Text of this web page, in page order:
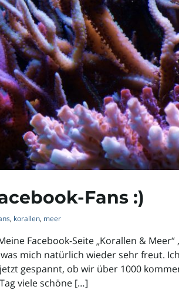
Fans :)
, korallen, meer
Facebook-Seite „Korallen & Meer“
mich natürlich wieder sehr freut.
gespannt, ob wir über 1000
viele schöne […]